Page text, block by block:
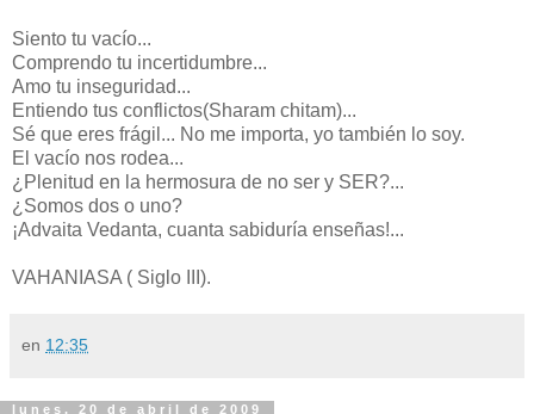
Siento tu vacío...
Comprendo tu incertidumbre...
Amo tu inseguridad...
Entiendo tus conflictos(Sharam chitam)...
Sé que eres frágil... No me importa, yo también lo soy.
El vacío nos rodea...
¿Plenitud en la hermosura de no ser y SER?...
¿Somos dos o uno?
¡Advaita Vedanta, cuanta sabiduría enseñas!...
VAHANIASA ( Siglo III).
en 12:35
lunes, 20 de abril de 2009